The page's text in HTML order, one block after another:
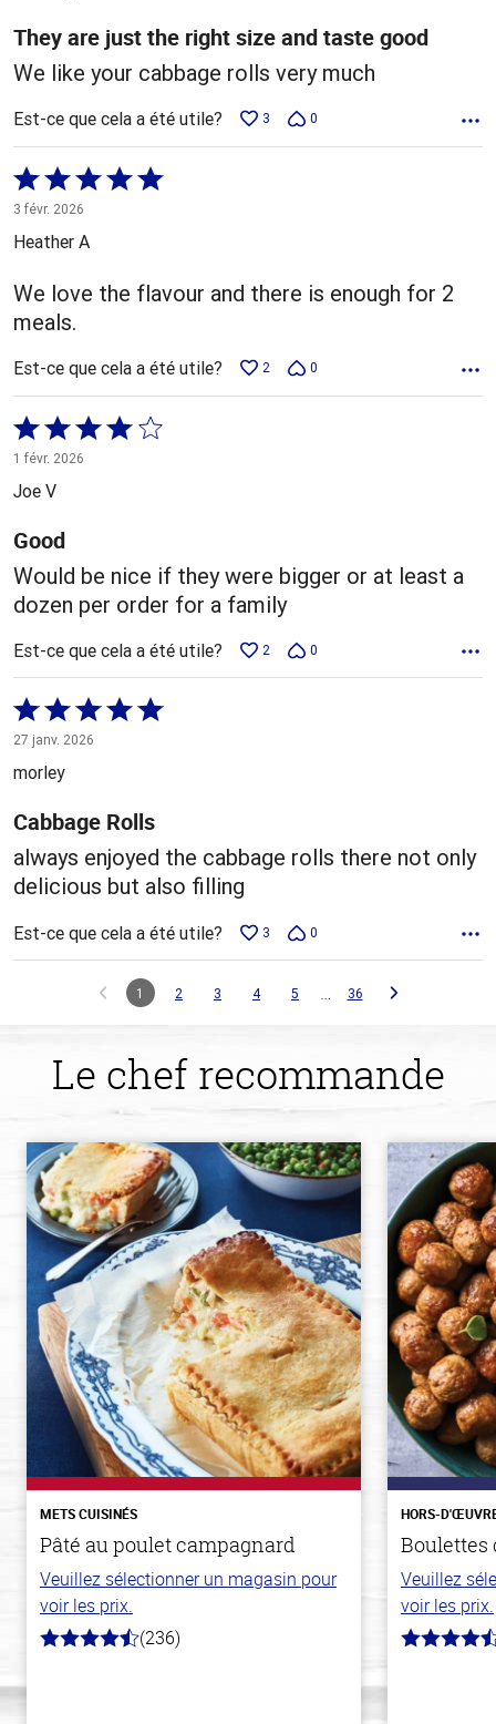
They are just the right size and taste good
We like your cabbage rolls very much
Est-ce que cela a été utile? 3 0
Coté
5 sur
5
3 févr. 2026
Heather A
We love the flavour and there is enough for 2
meals.
Est-ce que cela a été utile? 2 0
Coté
4 sur
5
1 févr. 2026
Joe V
Good
Would be nice if they were bigger or at least a
dozen per order for a family
Est-ce que cela a été utile? 2 0
Coté
5 sur
27 janv. 2026
morley
Cabbage Rolls
always enjoyed the cabbage rolls there not only
delicious but also filling
Est-ce que cela a été utile? 3 0
1 2 3 4 5 … 36
Le chef recommande
METS CUISINÉS
Pâté au poulet campagnard
Veuillez sélectionner un magasin pour
voir les prix.
4.3
(236)
HORS-
Boulettes
Veuillez
voir les prix.
4.6